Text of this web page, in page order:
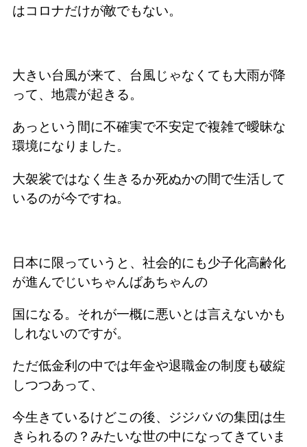
はコロナだけが敵でもない。
大きい台風が来て、台風じゃなくても大雨が降
って、地震が起きる。
あっという間に不確実で不安定で複雑で曖昧な
環境になりました。
大袈裟ではなく生きるか死ぬかの間で生活して
いるのが今ですね。
日本に限っていうと、社会的にも少子化高齢化
が進んでじいちゃんばあちゃんの
国になる。それが一概に悪いとは言えないかも
しれないのですが。
ただ低金利の中では年金や退職金の制度も破綻
しつつあって、
今生きているけどこの後、ジジババの集団は生
きられるの？みたいな世の中になってきていま